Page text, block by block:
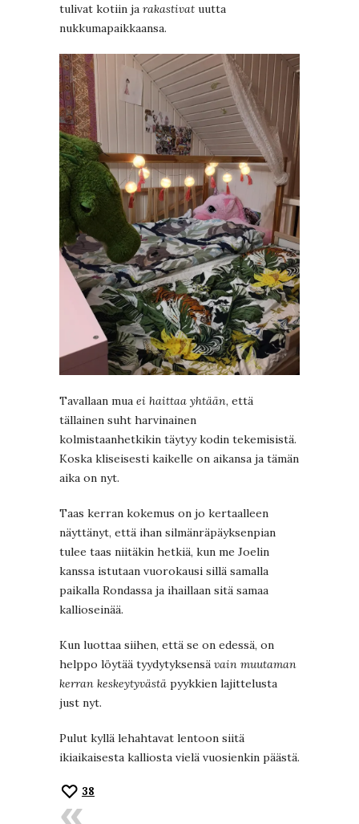
tulivat kotiin ja rakastivat uutta
nukkumapaikkaansa.
Tavallaan mua ei haittaa yhtään, että
tällainen suht harvinainen
kolmistaanhetkikin täytyy kodin tekemisistä.
Koska kliseisesti kaikelle on aikansa ja tämän
aika on nyt.
Taas kerran kokemus on jo kertaalleen
näyttänyt, että ihan silmänräpäyksenpian
tulee taas niitäkin hetkiä, kun me Joelin
kanssa istutaan vuorokausi sillä samalla
paikalla Rondassa ja ihaillaan sitä samaa
kallioseinää.
Kun luottaa siihen, että se on edessä, on
helppo löytää tyydytyksensä vain muutaman
kerran keskeytyvästä pyykkien lajittelusta
just nyt.
Pulut kyllä lehahtavat lentoon siitä
ikiaikaisesta kalliosta vielä vuosienkin päästä.
38